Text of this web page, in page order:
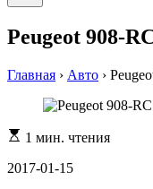
Peugeot 908-
Главная › Авто ›
Расчетное
чтения
1 мин. чтения
2017-01-15